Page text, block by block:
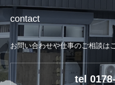
contact
お問い合わせや仕事のご相談は
tel